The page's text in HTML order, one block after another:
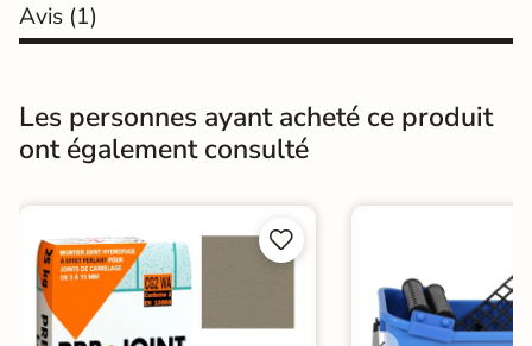
Résistance à
l'usure
Gr4 - Très résistant
Bords Non-rectifié
Finition Mate
Surface
Structurée
Antidérapante et structurée
Avis (1)
Les personnes ayant acheté ce produit
ont également consulté

